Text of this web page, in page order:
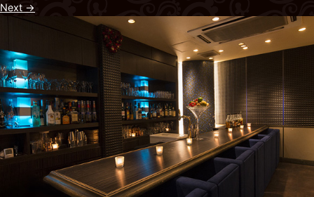
Next →